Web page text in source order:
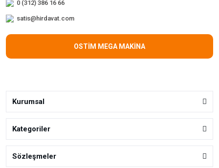
0 (312) 386 16 66
satis@hirdavat.com
OSTİM MEGA MAKİNA
Kurumsal
Kategoriler
Sözleşmeler